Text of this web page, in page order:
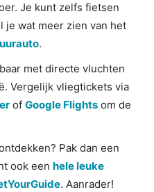
Je kunt zelfs fietsen
je wat meer zien van het
.
met directe vluchten
Vergelijk vliegtickets via
of Google Flights om de
Pak dan een
ook een hele leuke
. Aanrader!